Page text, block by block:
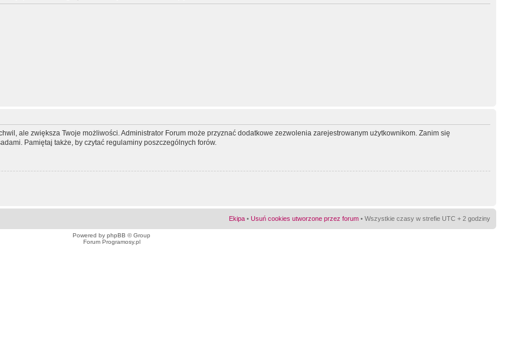
ale zwiększa Twoje możliwości. Administrator Forum może przyznać dodatkowe zezwolenia zarejestrowanym użytkownikom. Zanim się
Pamiętaj także, by czytać regulaminy poszczególnych forów.
Ekipa • Usuń cookies utworzone przez forum • Wszystkie czasy w strefie UTC + 2 godziny
Powered by phpBB © Group
Forum Programosy.pl